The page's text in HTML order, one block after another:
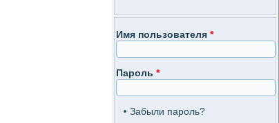
Имя пользователя *
Пароль *
Забыли пароль?